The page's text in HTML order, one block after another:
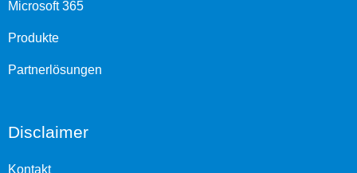
Microsoft 365
Produkte
Partnerlösungen
Disclaimer
Kontakt